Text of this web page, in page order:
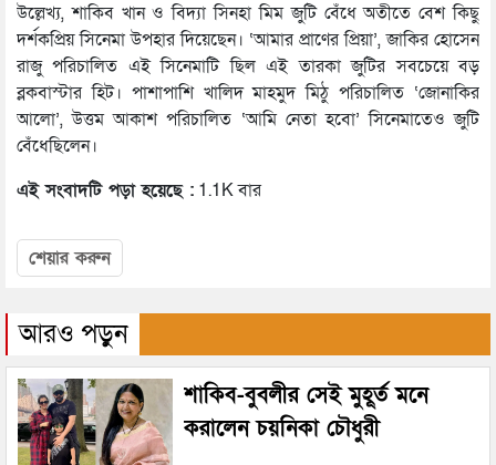
উল্লেখ্য, শাকিব খান ও বিদ্যা সিনহা মিম জুটি বেঁধে অতীতে বেশ কিছু
দর্শকপ্রিয় সিনেমা উপহার দিয়েছেন। ‘আমার প্রাণের প্রিয়া’, জাকির হোসেন
রাজু পরিচালিত এই সিনেমাটি ছিল এই তারকা জুটির সবচেয়ে বড়
ব্লকবাস্টার হিট। পাশাপাশি খালিদ মাহমুদ মিঠু পরিচালিত ‘জোনাকির
আলো’, উত্তম আকাশ পরিচালিত ‘আমি নেতা হবো’ সিনেমাতেও জুটি
বেঁধেছিলেন।
এই সংবাদটি পড়া হয়েছে : 1.1K বার
শেয়ার করুন
আরও পড়ুন
শাকিব-বুবলীর সেই মুহূর্ত মনে
করালেন চয়নিকা চৌধুরী